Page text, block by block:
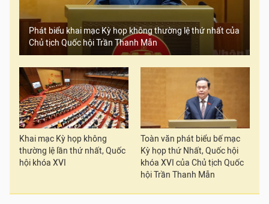
Phát biểu khai mạc Kỳ họp không thường lệ thứ nhất của
Chủ tịch Quốc hội Trần Thanh Mẫn
Khai mạc Kỳ họp không
thường lệ lần thứ nhất, Quốc
hội khóa XVI
Toàn văn phát biểu bế mạc
Kỳ họp thứ Nhất, Quốc hội
khóa XVI của Chủ tịch Quốc
hội Trần Thanh Mẫn